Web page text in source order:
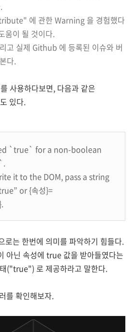
에 관한 Warning 을 경험했다
움이 될 것이다.
고 실제 Github 에 등록된 이슈와 버
다.
사용하다보면, 다음과 같은
있다.
`true` for a non-boolean
it to the DOM, pass a string
or {속성}=
는 한번에 의미를 파악하기 힘들다.
아닌 속성에 true 값을 받아들였다는
("true") 로 제공하라고 말한다.
를 확인해보자.